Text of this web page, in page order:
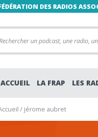
DES RADIOS
ACCUEIL LA FRAP LES
/ jérome aubret